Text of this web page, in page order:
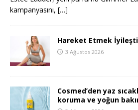
kampanyasını, […]
Hareket Etmek
3 Ağustos 2026
Cosmed’den yaz
koruma ve yoğun